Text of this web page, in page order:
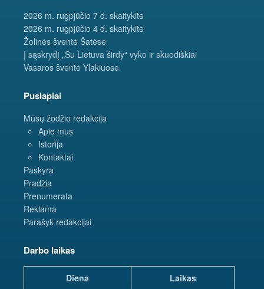
2026 m. rugpjūčio 7 d. skaitykite
2026 m. rugpjūčio 4 d. skaitykite
Žolinės šventė Šatėse
Į sąskrydį „Su Lietuva širdy“ vyko ir skuodiškiai
Vasaros šventė Ylakiuose
Puslapiai
Mūsų žodžio redakcija
Apie mus
Istorija
Kontaktai
Paskyra
Pradžia
Prenumerata
Reklama
Parašyk redakcijai
Darbo laikas
Diena Laikas